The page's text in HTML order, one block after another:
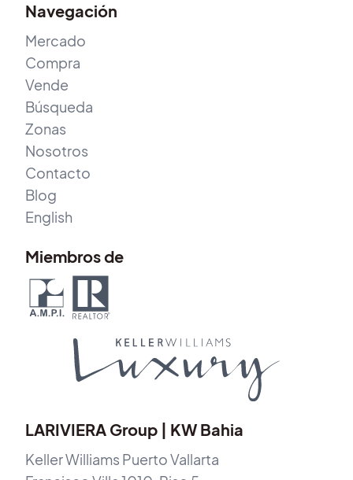
Navegación
Mercado
Compra
Vende
Búsqueda
Zonas
Nosotros
Contacto
Blog
English
Miembros de
LARIVIERA Group | KW Bahia
Keller Williams Puerto Vallarta